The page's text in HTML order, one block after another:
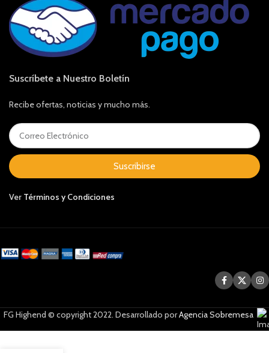
Suscríbete a Nuestro Boletín
Recibe ofertas, noticias y mucho más.
Suscribirse
Ver Términos y Condiciones
FG Highend © copyright 2022. Desarrollado porAgencia Sobremesa